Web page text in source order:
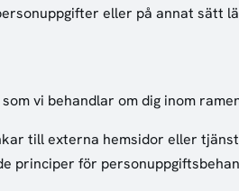
eller på annat sätt
vi behandlar om dig inom
till externa hemsidor eller
principer för